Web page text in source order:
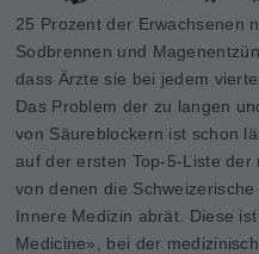
25 Prozent der Erwachsenen
Sodbrennen und
dass Ärzte sie bei jedem
Das Problem der zu langen
von Säureblockern ist schon
auf der ersten Top-5-Liste der
von denen die
Innere Medizin abrät. Diese
Medicine», bei der